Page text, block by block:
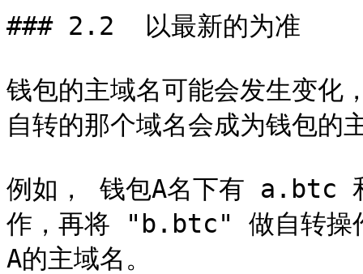
### 2.2  以最新的为准
钱包的主域名可能会发生变化
自转的那个域名会成为钱包的
例如， 钱包A名下有
作，再将 "b.btc" 做自转操
A的主域名。